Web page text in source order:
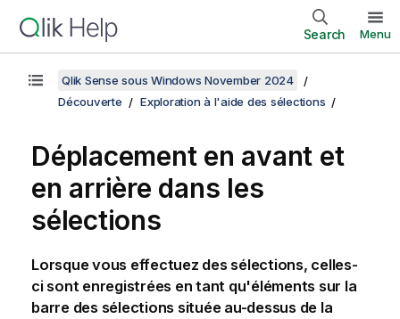
Search Menu
Qlik Sense sous Windows November 2024
Découverte
Exploration à l'aide des sélections
Déplacement en avant et
en arrière dans les
sélections
Lorsque vous effectuez des sélections, celles-
ci sont enregistrées en tant qu'éléments sur la
barre des sélections située au-dessus de la